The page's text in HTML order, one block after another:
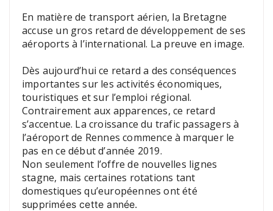
En matière de transport aérien, la Bretagne
accuse un gros retard de développement de ses
aéroports à l’international. La preuve en image.
Dès aujourd’hui ce retard a des conséquences
importantes sur les activités économiques,
touristiques et sur l’emploi régional.
Contrairement aux apparences, ce retard
s’accentue. La croissance du trafic passagers à
l’aéroport de Rennes commence à marquer le
pas en ce début d’année 2019.
Non seulement l’offre de nouvelles lignes
stagne, mais certaines rotations tant
domestiques qu’européennes ont été
supprimées cette année.